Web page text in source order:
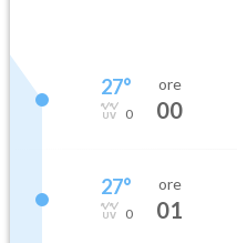
27°
0
ore
00
27°
0
ore
01